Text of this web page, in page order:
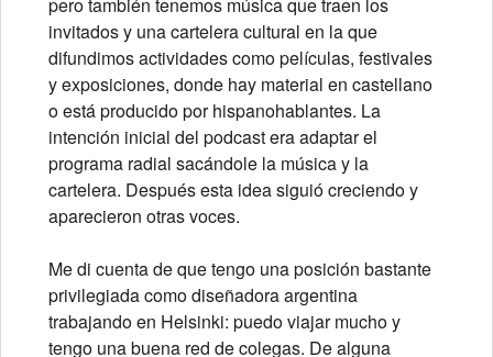
invitados y una cartelera cultural en la que
difundimos actividades como películas, festivales
y exposiciones, donde hay material en castellano
o está producido por hispanohablantes. La
intención inicial del podcast era adaptar el
programa radial sacándole la música y la
cartelera. Después esta idea siguió creciendo y
aparecieron otras voces.
Me di cuenta de que tengo una posición bastante
privilegiada como diseñadora argentina
trabajando en Helsinki: puedo viajar mucho y
tengo una buena red de colegas. De alguna